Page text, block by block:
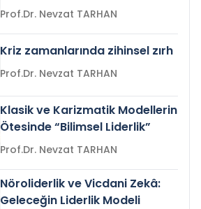
Prof.Dr. Nevzat TARHAN
Kriz zamanlarında zihinsel zırh
Prof.Dr. Nevzat TARHAN
Klasik ve Karizmatik Modellerin
Ötesinde “Bilimsel Liderlik”
Prof.Dr. Nevzat TARHAN
Nöroliderlik ve Vicdani Zekâ:
Geleceğin Liderlik Modeli